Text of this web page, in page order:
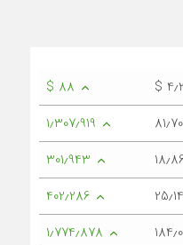
$ 88
1٫307٫919
301٫943
402٫286
1٫774٫878